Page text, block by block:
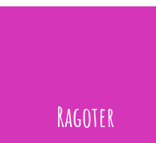
Ragoter